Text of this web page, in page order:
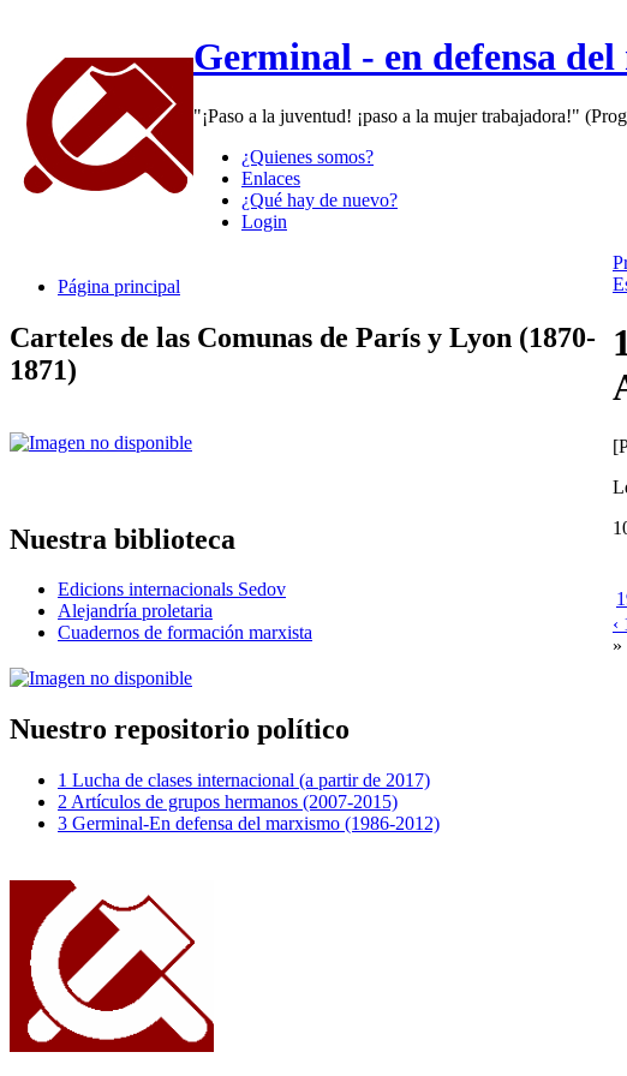
Germinal - en defensa
"¡Paso a la juventud! ¡paso a la mujer trabajadora!"
¿Quienes somos?
Enlaces
¿Qué hay de nuevo?
Login
Página principal
Carteles de las Comunas de París y Lyon (1870-
1871)
Nuestra biblioteca
Edicions internacionals Sedov
Alejandría proletaria
Cuadernos de formación marxista
Nuestro repositorio político
1 Lucha de clases internacional (a partir de 2017)
2 Artículos de grupos hermanos (2007-2015)
3 Germinal-En defensa del marxismo (1986-2012)
‹
»